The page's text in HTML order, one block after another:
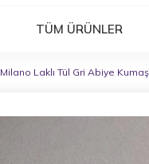
TÜM ÜRÜNLER
Milano Laklı Tül Gri Abiye Kumaş